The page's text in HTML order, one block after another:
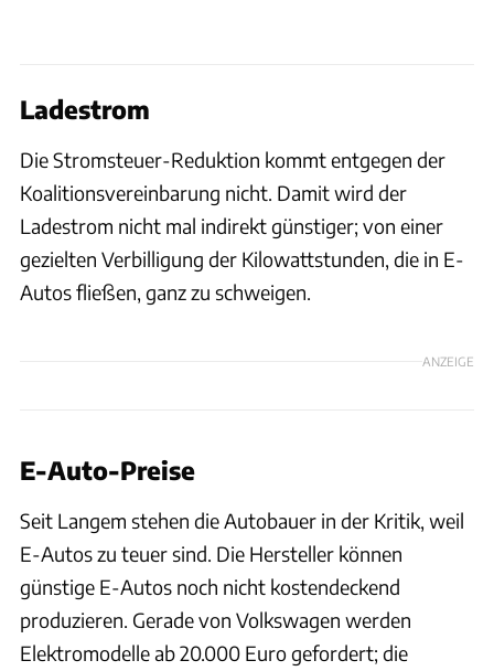
Ladestrom
Die Stromsteuer-Reduktion kommt entgegen der
Koalitionsvereinbarung nicht. Damit wird der
Ladestrom nicht mal indirekt günstiger; von einer
gezielten Verbilligung der Kilowattstunden, die in E-
Autos fließen, ganz zu schweigen.
ANZEIGE
E-Auto-Preise
Seit Langem stehen die Autobauer in der Kritik, weil
E-Autos zu teuer sind. Die Hersteller können
günstige E-Autos noch nicht kostendeckend
produzieren. Gerade von Volkswagen werden
Elektromodelle ab 20.000 Euro gefordert; die